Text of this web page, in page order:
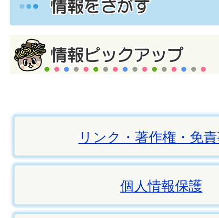
リンク・著作権・免
個人情報保護